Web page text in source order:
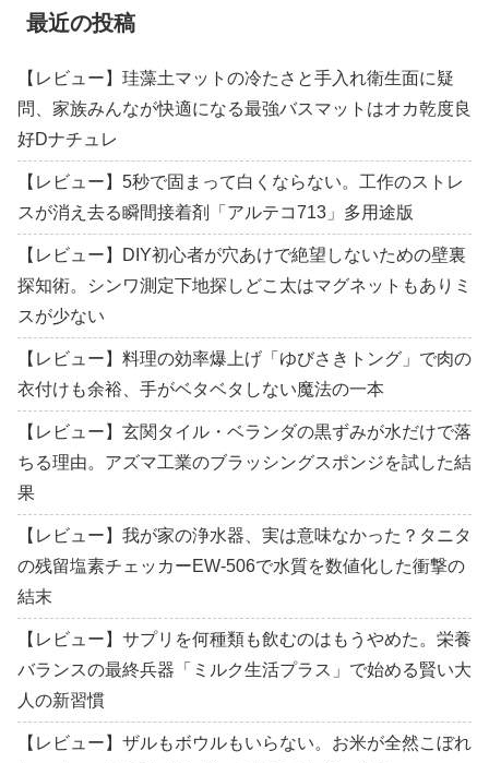
最近の投稿
【レビュー】珪藻土マットの冷たさと手入れ衛生面に疑
問、家族みんなが快適になる最強バスマットはオカ乾度良
好Dナチュレ
【レビュー】5秒で固まって白くならない。工作のストレ
スが消え去る瞬間接着剤「アルテコ713」多用途版
【レビュー】DIY初心者が穴あけで絶望しないための壁裏
探知術。シンワ測定下地探しどこ太はマグネットもありミ
スが少ない
【レビュー】料理の効率爆上げ「ゆびさきトング」で肉の
衣付けも余裕、手がベタベタしない魔法の一本
【レビュー】玄関タイル・ベランダの黒ずみが水だけで落
ちる理由。アズマ工業のブラッシングスポンジを試した結
果
【レビュー】我が家の浄水器、実は意味なかった？タニタ
の残留塩素チェッカーEW-506で水質を数値化した衝撃の
結末
【レビュー】サプリを何種類も飲むのはもうやめた。栄養
バランスの最終兵器「ミルク生活プラス」で始める賢い大
人の新習慣
【レビュー】ザルもボウルもいらない。お米が全然こぼれ